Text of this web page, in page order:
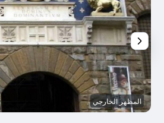
المظهر الخارجي